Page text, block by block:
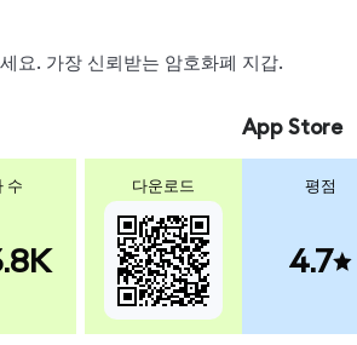
요. 가장 신뢰받는 암호화폐 지갑.
수 다운로드
App Store
평점
4.7